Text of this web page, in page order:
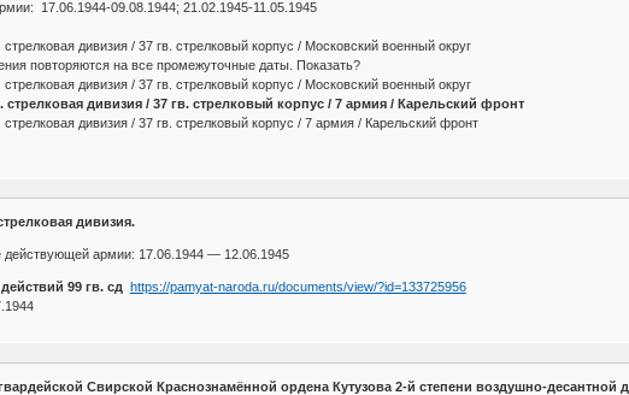
17.06.1944-09.08.1944; 21.02.1945-11.05.1945
дивизия / 37 гв. стрелковый корпус / Московский военный округ
повторяются на все промежуточные даты. Показать?
дивизия / 37 гв. стрелковый корпус / Московский военный округ
стрелковая дивизия / 37 гв. стрелковый корпус / 7 армия / Карельский фронт
дивизия / 37 гв. стрелковый корпус / 7 армия / Карельский фронт
дивизия.
действующей армии: 17.06.1944 — 12.06.1945
99 гв. сд
https://pamyat-naroda.ru/documents/view/?id=133725956
Свирской Краснознамённой ордена Кутузова 2-й степени воздушно-десантной